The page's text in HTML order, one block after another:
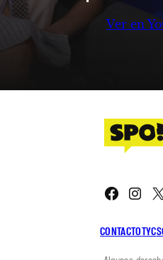
Ver en
CONTACTOTYC